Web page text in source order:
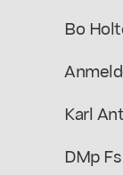
Bo
Karl
DMp